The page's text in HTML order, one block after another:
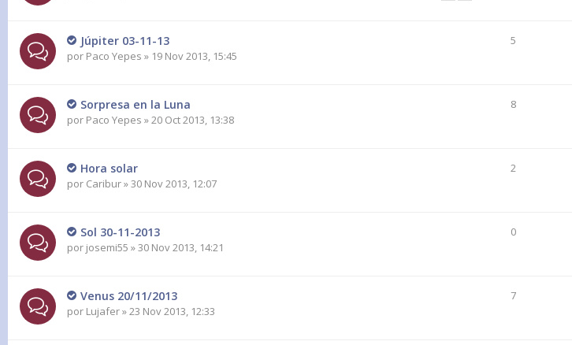
Júpiter 03-11-13
por Paco Yepes » 19 Nov 2013, 15:45
5
Sorpresa en la Luna
por Paco Yepes » 20 Oct 2013, 13:38
8
Hora solar
por Caribur» 30 Nov 2013, 12:07
2
Sol 30-11-2013
por josemi55 » 30 Nov 2013, 14:21
0
Venus 20/11/2013
por Lujafer» 23 Nov 2013, 12:33
7